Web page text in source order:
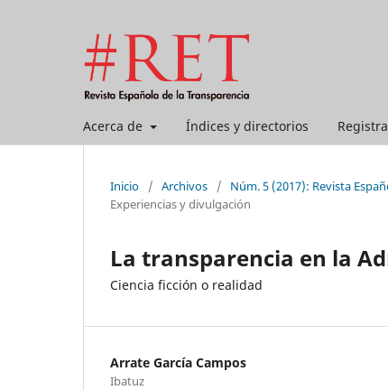
Acerca de Índices y directorios
Inicio / Archivos / Núm. 5 (2017): Revista
Experiencias y divulgación
La transparencia en la
Ciencia ficción o realidad
Arrate García Campos
Ibatuz